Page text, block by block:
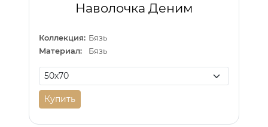
Наволочка Деним
Коллекция: Бязь
Материал:
Бязь
Купить